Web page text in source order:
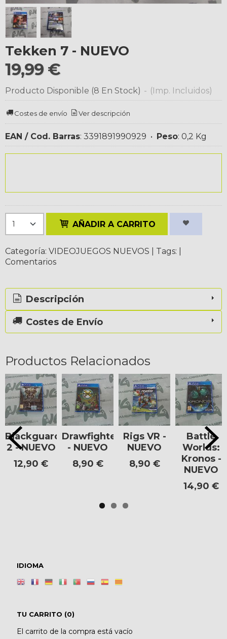
IDIOMA
TU CARRITO (0)
El carrito de la compra está vacío
Tekken 7 - NUEVO
19,99 €
Producto Disponible (8 En Stock) - (Imp. Incluidos)
Costes de envío Ver descripción
EAN / Cod. Barras: 3391891990929 • Peso: 0,2 Kg
AÑADIR A CARRITO
Categoría: VIDEOJUEGOS NUEVOS Tags:
Comentarios
Descripción
Costes de Envío
Productos Relacionados
Blackguards
2 - NUEVO
12,90 €
Drawfighters
- NUEVO
8,90 €
Rigs VR -
NUEVO
8,90 €
Battle
Worlds:
Kronos -
NUEVO
14,90 €